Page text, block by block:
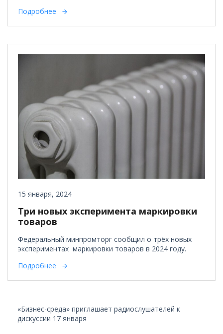
Подробнее
15 января, 2024
Три новых эксперимента маркировки
товаров
Федеральный минпромторг сообщил о трёх новых
экспериментах маркировки товаров в 2024 году.
Подробнее
«Бизнес-среда» приглашает радиослушателей к
дискуссии 17 января